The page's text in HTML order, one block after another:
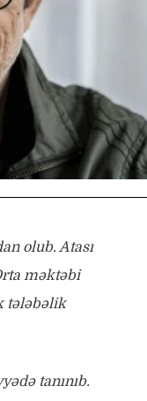
olub. Atası
məktəbi
tələbəlik
tanınıb.